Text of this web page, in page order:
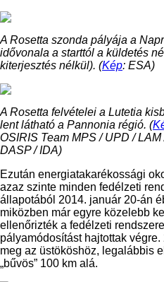
A Rosetta szonda pályája a
idővonala a starttól a küldetés
kiterjesztés nélkül). (Kép: ESA)
A Rosetta felvételei a Lutetia
lent látható a Pannonia régió. (
OSIRIS Team MPS / UPD /
DASP / IDA)
Ezután energiatakarékossági
azaz szinte minden fedélzeti
állapotából 2014. január 20-án
miközben már egyre közelebb
ellenőrizték a fedélzeti
pályamódosítást hajtottak
meg az üstököshöz, legalábbis
„bűvös” 100 km alá.